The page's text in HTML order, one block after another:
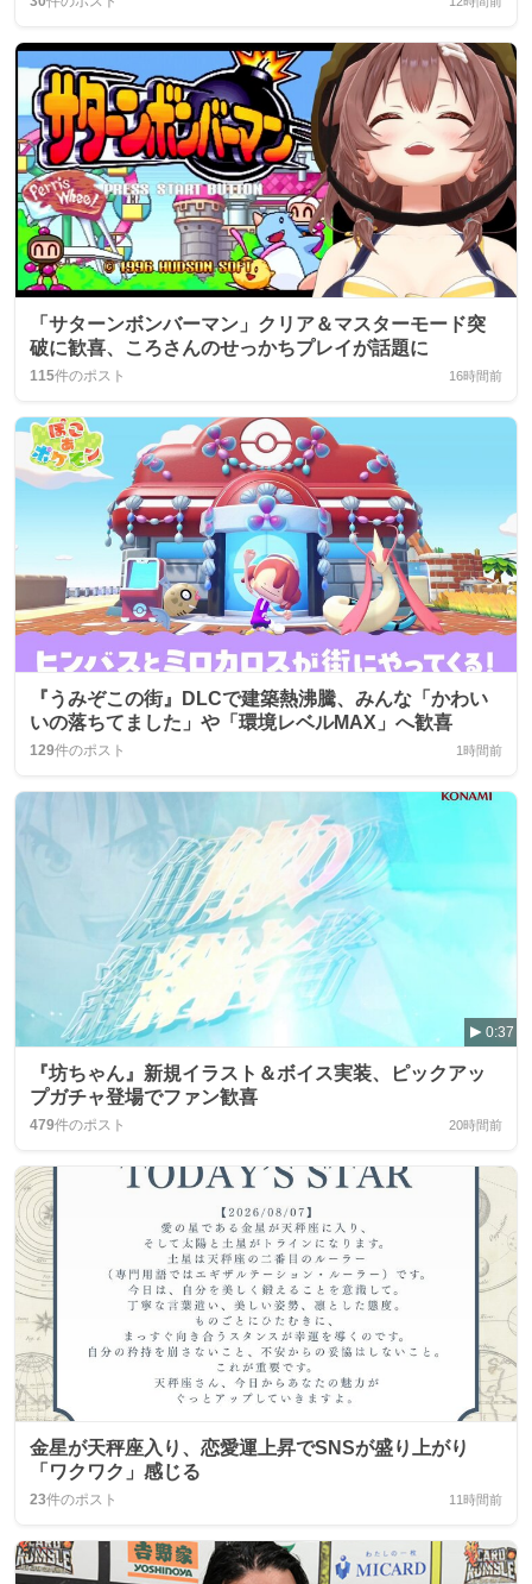
「サターンボンバーマン」クリア＆マスターモード突
破に歓喜、ころさんのせっかちプレイが話題に
115件のポスト 16時間前
『うみぞこの街』DLCで建築熱沸騰、みんな「かわい
いの落ちてました」や「環境レベルMAX」へ歓喜
129件のポスト 1時間前
0:37
『坊ちゃん』新規イラスト＆ボイス実装、ピックアッ
プガチャ登場でファン歓喜
479件のポスト 20時間前
金星が天秤座入り、恋愛運上昇でSNSが盛り上がり
「ワクワク」感じる
23件のポスト 11時間前